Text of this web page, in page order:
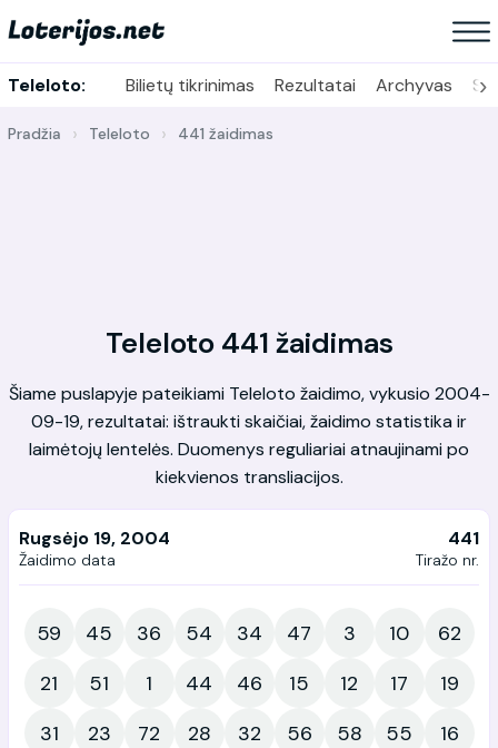
Teleloto: Bilietų tikrinimas Rezultatai Archyvas ›
Pradžia Teleloto 441 žaidimas
Teleloto 441 žaidimas
Šiame puslapyje pateikiami Teleloto žaidimo, vykusio 2004-
09-19, rezultatai: ištraukti skaičiai, žaidimo statistika ir
laimėtojų lentelės. Duomenys reguliariai atnaujinami po
kiekvienos transliacijos.
Rugsėjo 19, 2004
Žaidimo data
441
Tiražo nr.
59 45 36 54 34 47 3 10
62
21
51 1 44 46 15 12 17
19
31
23 72 28 32 56 58 55
16